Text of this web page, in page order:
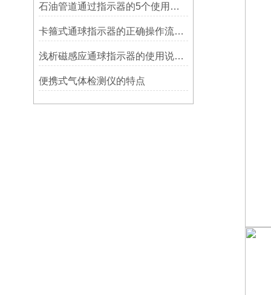
石油管道通过指示器的5个使用说明
卡箍式通球指示器的正确操作流程介绍
浅析磁感应通球指示器的使用说明及特点
便携式气体检测仪的特点